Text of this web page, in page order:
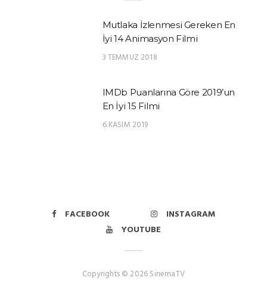
Mutlaka İzlenmesi Gereken En
İyi 14 Animasyon Filmi
3 TEMMUZ 2018
IMDb Puanlarına Göre 2019’un
En İyi 15 Filmi
6 KASIM 2019
FACEBOOK
INSTAGRAM
YOUTUBE
Copyrights © 2026 SinemaTV